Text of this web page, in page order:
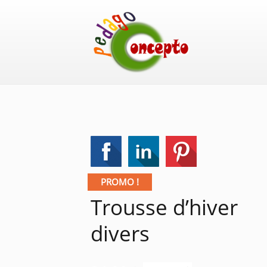
PROMO !
Trousse d’hiver
divers